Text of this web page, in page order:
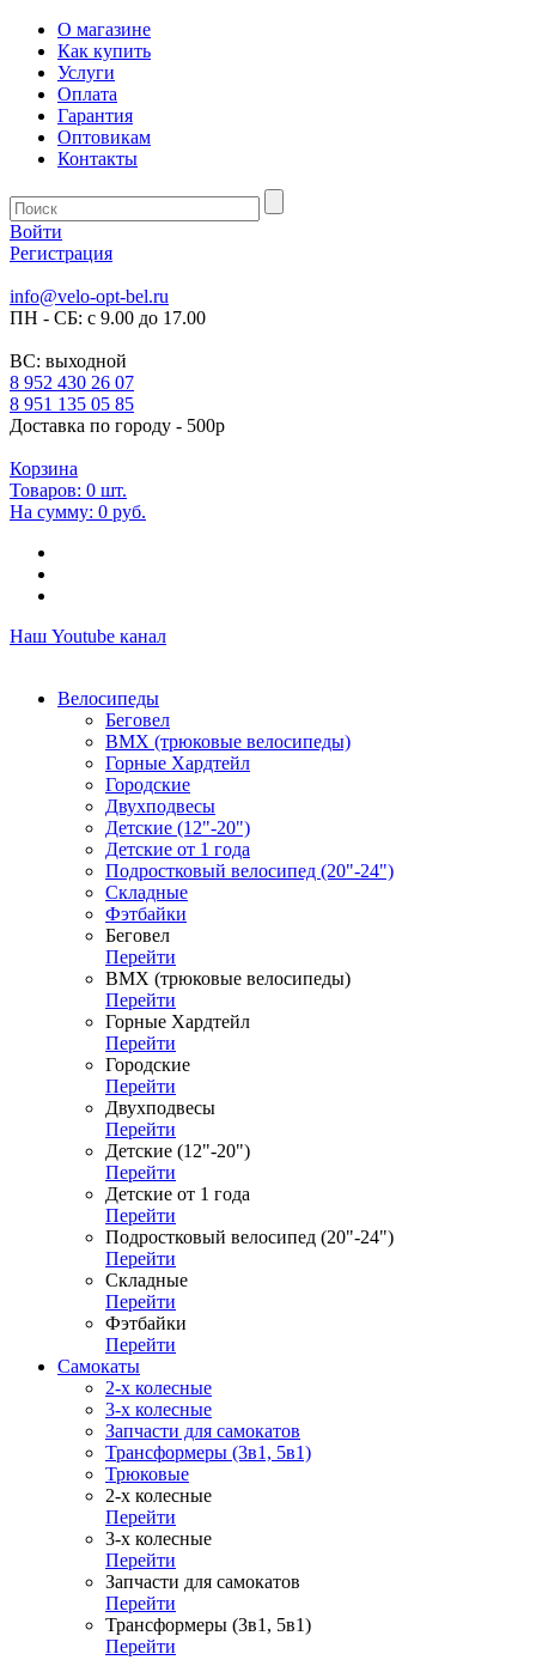
О магазине
Как купить
Услуги
Оплата
Гарантия
Оптовикам
Контакты
Войти
Регистрация
info@velo-opt-bel.ru
ПН - СБ: с 9.00 до 17.00
ВС: выходной
8 952 430 26 07
8 951 135 05 85
Доставка по городу - 500р
Корзина
Товаров: 0 шт.
На сумму: 0 руб.
Наш Youtube канал
Велосипеды
Беговел
ВМХ (трюковые велосипеды)
Горные Хардтейл
Городские
Двухподвесы
Детские (12"-20")
Детские от 1 года
Подростковый велосипед (20"-24")
Складные
Фэтбайки
Беговел
Перейти
ВМХ (трюковые велосипеды)
Перейти
Горные Хардтейл
Перейти
Городские
Перейти
Двухподвесы
Перейти
Детские (12"-20")
Перейти
Детские от 1 года
Перейти
Подростковый велосипед (20"-24")
Перейти
Складные
Перейти
Фэтбайки
Перейти
Самокаты
2-х колесные
3-х колесные
Запчасти для самокатов
Трансформеры (3в1, 5в1)
Трюковые
2-х колесные
Перейти
3-х колесные
Перейти
Запчасти для самокатов
Перейти
Трансформеры (3в1, 5в1)
Перейти